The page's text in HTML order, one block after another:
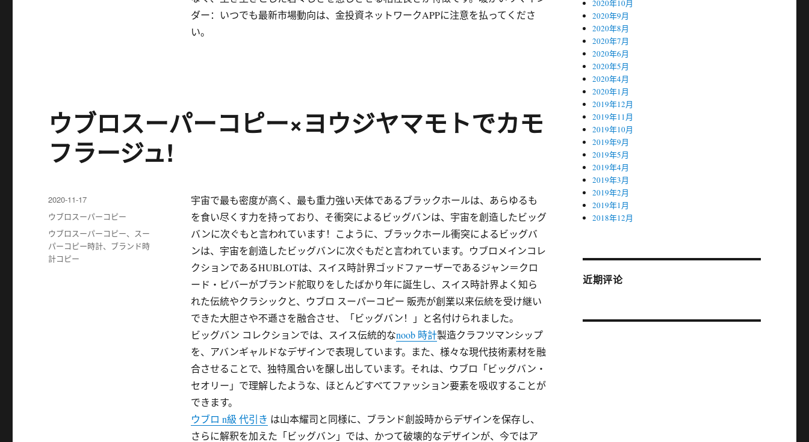
ダー：いつでも最新市場動向は、金投資ネットワークAPPに注意を払ってくださ
い。
ウブロスーパーコピー×ヨウジヤマモトでカモ
フラージュ!
宇宙で最も密度が高く、最も重力強い天体であるブラックホールは、あらゆるも
を食い尽くす力を持っており、そ衝突によるビッグバンは、宇宙を創造したビッグ
バンに次ぐもと言われています！こように、ブラックホール衝突によるビッグバ
ンは、宇宙を創造したビッグバンに次ぐもだと言われています。ウブロメインコレ
クションであるHUBLOTは、スイス時計界ゴッドファーザーであるジャン＝クロ
ード・ビバーがブランド舵取りをしたばかり年に誕生し、スイス時計界よく知ら
れた伝統やクラシックと、ウブロ スーパーコピー 販売が創業以来伝統を受け継い
できた大胆さや不遜さを融合させ、「ビッグバン！」と名付けられました。
ビッグバン コレクションでは、スイス伝統的なnoob 時計製造クラフツマンシップ
を、アバンギャルドなデザインで表現しています。また、様々な現代技術素材を融
合させることで、独特風合いを醸し出しています。それは、ウブロ「ビッグバン・
セオリー」で理解したような、ほとんどすべてファッション要素を吸収することが
できます。
ウブロ n級 代引き は山本耀司と同様に、ブランド創設時からデザインを保存し、
さらに解釈を加えた「ビッグバン」では、かつて破壊的なデザインが、今ではア
发
布
于
2020-11-17
分
类
ウブロスーパーコピー
标
签
ウブロスーパーコピー、 スー
パーコピー時計、 ブランド時
計コピー
2020年10月
2020年9月
2020年8月
2020年7月
2020年6月
2020年5月
2020年4月
2020年1月
2019年12月
2019年11月
2019年10月
2019年9月
2019年5月
2019年4月
2019年3月
2019年2月
2019年1月
2018年12月
近期评论